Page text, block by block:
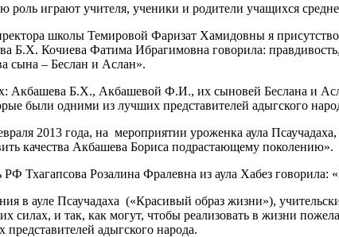
играют учителя, ученики и родители учащихся
школы Темировой Фаризат Хамидовны я
Б.Х. Кочиева Фатима Ибрагимовна говорила:
сына – Беслан и Аслан».
Б.Х., Акбашевой Ф.И., их сыновей Беслана и
были одними из лучших представителей адыгского
2013 года, на мероприятии уроженка аула Псаучадаха,
качества Акбашева Бориса подрастающему поколению».
Розалина Фралевна из аула Хабез
ауле Псаучадаха («Красивый образ жизни»),
их силах, и так, как могут, чтобы реализовать в жизни
адыгского народа.